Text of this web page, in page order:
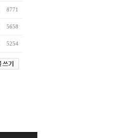
8771
5658
5254